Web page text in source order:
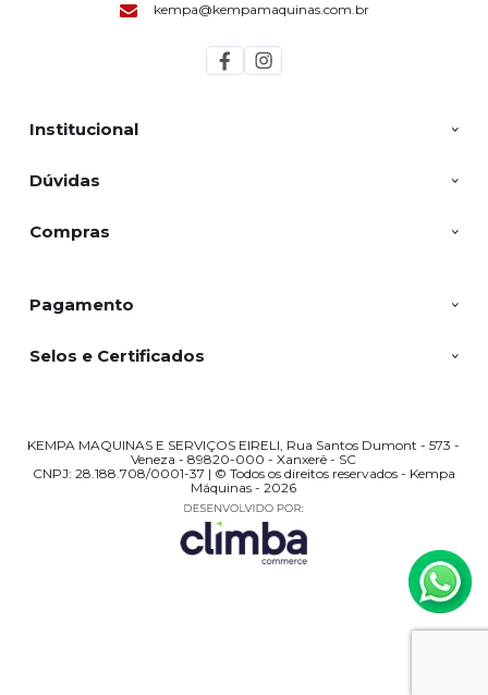
Institucional
Dúvidas
Compras
kempa@kempamaquinas.com.br
Pagamento
Selos e Certificados
KEMPA MAQUINAS E SERVIÇOS EIRELI, Rua Santos Dumont - 573 -
Veneza - 89820-000 - Xanxerê - SC
CNPJ: 28.188.708/0001-37 | © Todos os direitos reservados - Kempa
Máquinas - 2026